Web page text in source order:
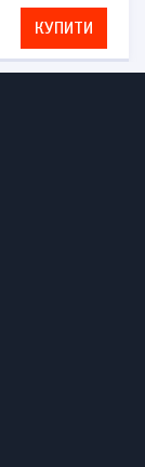
КУПИТИ